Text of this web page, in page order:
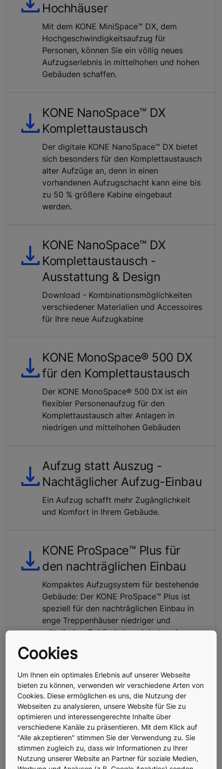
Hochhäuser
Mit dem KONE MiniSpace™ DX, dem
Hochgeschwindigkeitsaufzug für
Personen, können Sie ein völlig neues
Aufzugserlebnis in mittelhohen und hohen
Gebäuden schaffen.
KONE NanoSpace™ DX
Komplettaustausch
Der digitale KONE NanoSpace™ DX bietet
sich besonders für den Komplettaustausch
alter Aufzüge an, denn in einen
vorhandenen Aufzugschacht kann eine bis
zu 50 % größere Kabine eingebaut
werden.
KONE NanoSpace™ DX
Komplettaustausch -
Ausstattung & Design
Download - Kombinationsmöglichkeiten
verschiedener Materialien und Accessoires
für Ihre neue Aufzugkabine
KONE MonoSpace® 500 DX
für den Komplettaustausch
Der KONE MonoSpace® 500 DX ist ein
flexibler Personenaufzug für den
Komplettaustausch alter Anlagen in
niedrigen und mittelhohen Gebäuden
Aufzug statt Auszug -
Nachtäglicher Aufzug-Einbau
Ein Aufzug schafft mehr Zugänglichkeit
und Komfort in Ihrem Gebäude.
KONE ProSpace™ Plus für
den nachträglichen Einbau
Kompaktes Aufzugsystem für bestehende
Gebäude: Der KONE ProSpace™ Plus ist
speziell für den nachträglichen Einbau in
enge Treppenhäuser niedriger und
mittelhoher Gebäude konzipiert und
schnell installiert.
Aufzugruf neu definiert -
Berührungslose
Aufzugfahrten
Berührungslos und digital: Komfortabler
und schneller in die richtige Etage per
Smartphone-App
Cookies
Um Ihnen ein optimales Erlebnis auf unserer Webseite
bieten zu können, verwenden wir verschiedene Arten von
Cookies. Diese ermöglichen es uns, die Nutzung der
Webseiten zu analysieren, unsere Website für Sie zu
optimieren und interessengerechte Inhalte über
verschiedene Kanäle zu präsentieren. Mit dem Klick auf
"Alle akzeptieren" stimmen Sie der Verwendung zu. Sie
stimmen zugleich zu, dass wir Informationen zu Ihrer
Nutzung unserer Website an Partner für soziale Medien,